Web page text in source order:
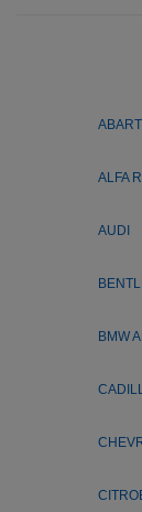
ALFA
AUDI
BMW